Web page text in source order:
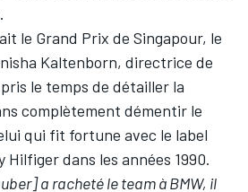
le Grand Prix de Singapour, le
Kaltenborn, directrice de
le temps de détailler la
complètement démentir le
qui fit fortune avec le label
dans les années 1990.
a racheté le team à BMW, il